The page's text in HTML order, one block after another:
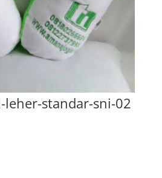
standar-sni-02